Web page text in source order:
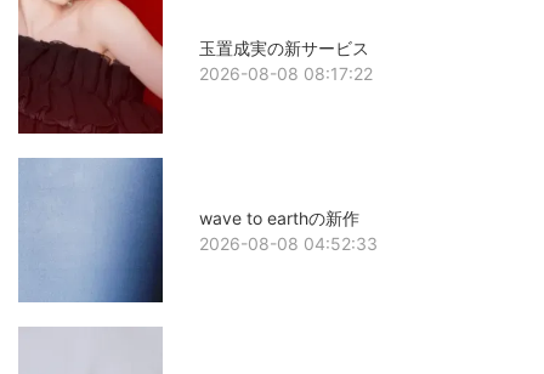
玉置成実の新サービス
2026-08-08 08:17:22
wave to earthの新作
2026-08-08 04:52:33